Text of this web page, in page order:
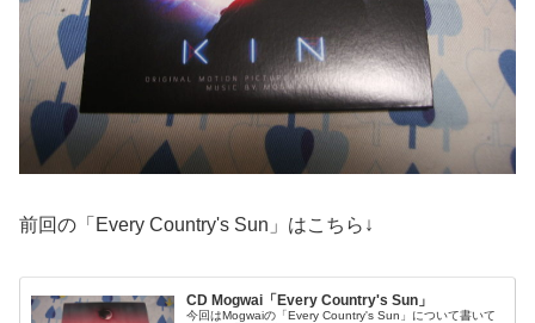
前回の「Every Country's Sun」はこちら↓
CD Mogwai「Every Country's Sun」
今回はMogwaiの「Every Country's Sun」について書いて